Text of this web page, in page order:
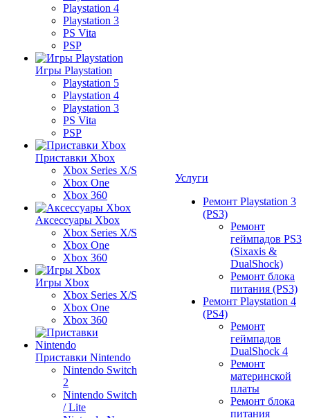
Playstation 4
Playstation 3
PS Vita
PSP
Игры Playstation
Playstation 5
Playstation 4
Playstation 3
PS Vita
PSP
Приставки Xbox
Xbox Series X/S
Xbox One
Xbox 360
Аксессуары Xbox
Xbox Series X/S
Xbox One
Xbox 360
Игры Xbox
Xbox Series X/S
Xbox One
Xbox 360
Приставки Nintendo
Nintendo Switch
2
Nintendo Switch
/ Lite
Услуги
Ремонт Playstation 3
(PS3)
Ремонт
геймпадов PS3
(Sixaxis &
DualShock)
Ремонт блока
питания (PS3)
Ремонт Playstation 4
(PS4)
Ремонт
геймпадов
DualShock 4
Ремонт
материнской
платы
Ремонт блока
питания